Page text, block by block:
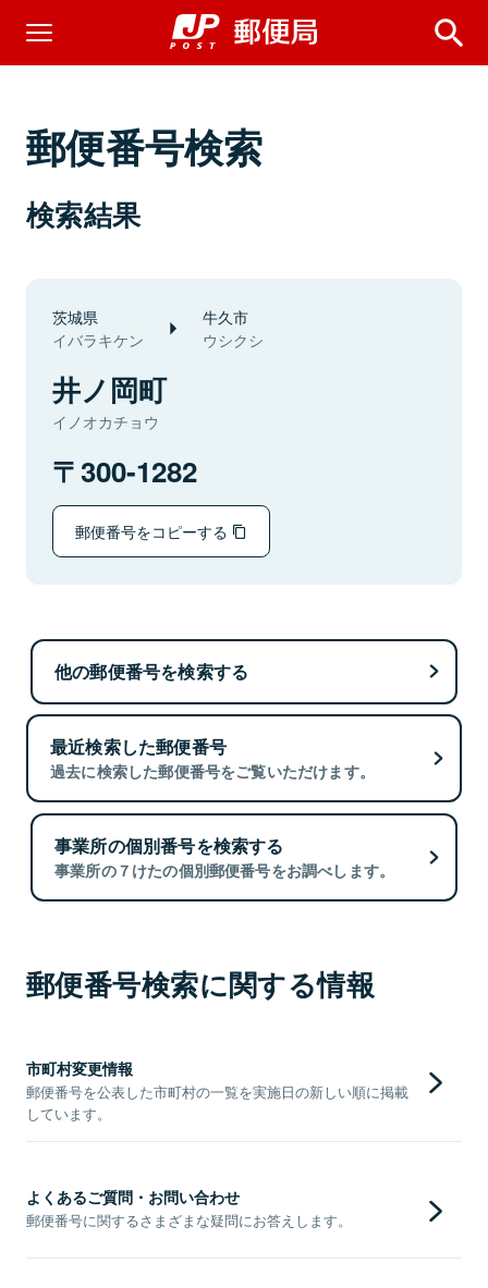
郵便番号検索
検索結果
茨城県
イバラキケン
牛久市
ウシクシ
井ノ岡町
イノオカチョウ
300-1282
郵便番号をコピーする
他の郵便番号を検索する
最近検索した郵便番号
過去に検索した郵便番号をご覧いただけます。
事業所の個別番号を検索する
事業所の７けたの個別郵便番号をお調べします。
郵便番号検索に関する情報
市町村変更情報
郵便番号を公表した市町村の一覧を実施日の新しい順に掲載
しています。
よくあるご質問・お問い合わせ
郵便番号に関するさまざまな疑問にお答えします。